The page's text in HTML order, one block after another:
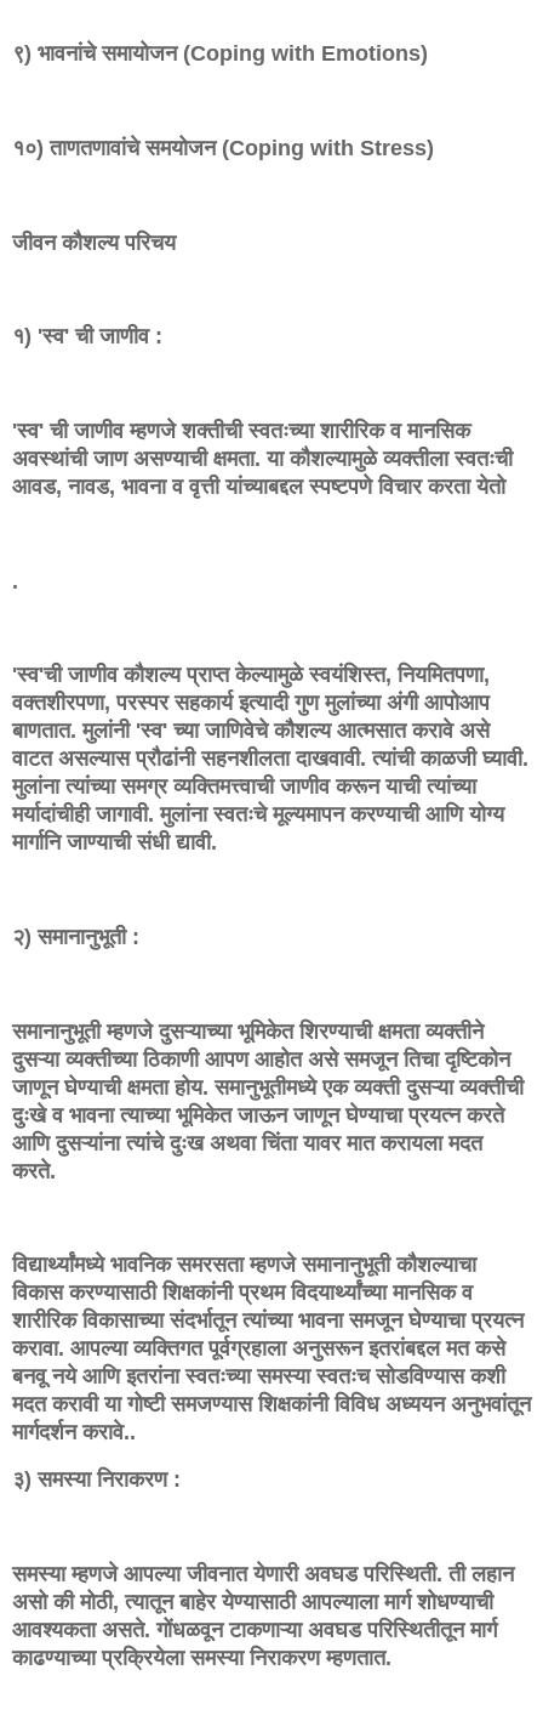
९) भावनांचे समायोजन (Coping with Emotions)
१०) ताणतणावांचे समयोजन (Coping with Stress)
जीवन कौशल्य परिचय
१) 'स्व' ची जाणीव :
'स्व' ची जाणीव म्हणजे शक्तीची स्वतःच्या शारीरिक व मानसिक
अवस्थांची जाण असण्याची क्षमता. या कौशल्यामुळे व्यक्तीला स्वतःची
आवड, नावड, भावना व वृत्ती यांच्याबद्दल स्पष्टपणे विचार करता येतो
.
'स्व'ची जाणीव कौशल्य प्राप्त केल्यामुळे स्वयंशिस्त, नियमितपणा,
वक्तशीरपणा, परस्पर सहकार्य इत्यादी गुण मुलांच्या अंगी आपोआप
बाणतात. मुलांनी 'स्व' च्या जाणिवेचे कौशल्य आत्मसात करावे असे
वाटत असल्यास प्रौढांनी सहनशीलता दाखवावी. त्यांची काळजी घ्यावी.
मुलांना त्यांच्या समग्र व्यक्तिमत्त्वाची जाणीव करून याची त्यांच्या
मर्यादांचीही जागावी. मुलांना स्वतःचे मूल्यमापन करण्याची आणि योग्य
मार्गानि जाण्याची संधी द्यावी.
२) समानानुभूती :
समानानुभूती म्हणजे दुसऱ्याच्या भूमिकेत शिरण्याची क्षमता व्यक्तीने
दुसऱ्या व्यक्तीच्या ठिकाणी आपण आहोत असे समजून तिचा दृष्टिकोन
जाणून घेण्याची क्षमता होय. समानुभूतीमध्ये एक व्यक्ती दुसऱ्या व्यक्तीची
दुःखे व भावना त्याच्या भूमिकेत जाऊन जाणून घेण्याचा प्रयत्न करते
आणि दुसऱ्यांना त्यांचे दुःख अथवा चिंता यावर मात करायला मदत
करते.
विद्यार्थ्यांमध्ये भावनिक समरसता म्हणजे समानानुभूती कौशल्याचा
विकास करण्यासाठी शिक्षकांनी प्रथम विदयार्थ्यांच्या मानसिक व
शारीरिक विकासाच्या संदर्भातून त्यांच्या भावना समजून घेण्याचा प्रयत्न
करावा. आपल्या व्यक्तिगत पूर्वग्रहाला अनुसरून इतरांबद्दल मत कसे
बनवू नये आणि इतरांना स्वतःच्या समस्या स्वतःच सोडविण्यास कशी
मदत करावी या गोष्टी समजण्यास शिक्षकांनी विविध अध्ययन अनुभवांतून
मार्गदर्शन करावे..
३) समस्या निराकरण :
समस्या म्हणजे आपल्या जीवनात येणारी अवघड परिस्थिती. ती लहान
असो की मोठी, त्यातून बाहेर येण्यासाठी आपल्याला मार्ग शोधण्याची
आवश्यकता असते. गोंधळवून टाकणाऱ्या अवघड परिस्थितीतून मार्ग
काढण्याच्या प्रक्रियेला समस्या निराकरण म्हणतात.